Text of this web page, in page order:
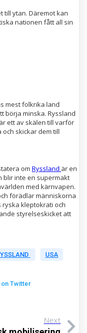
till ytan. Däremot kan
nationen fått all sin
mest folkrika land
börja minska. Ryssland
ett av skälen till varför
skickar dem till
om Ryssland är en
blir inte en supermakt
med kärnvapen.
förädlar människorna
ryska kleptokrati och
styrelseskicket att
USA
on Twitter
Next